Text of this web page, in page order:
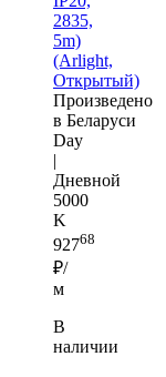
2835,
5m)
(Arlight,
Открытый)
Произведено
в Беларуси
Day
|
Дневной
5000
K
92768
₽/
м
В
наличии